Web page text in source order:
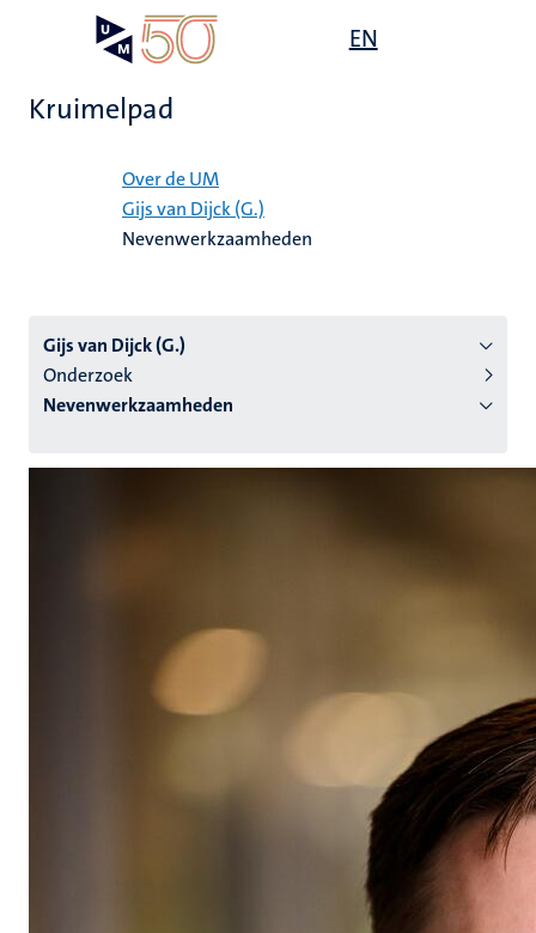
EN
Kruimelpad
Over de UM
Gijs van Dijck (G.)
Nevenwerkzaamheden
Gijs van Dijck (G.)
Onderzoek
Nevenwerkzaamheden